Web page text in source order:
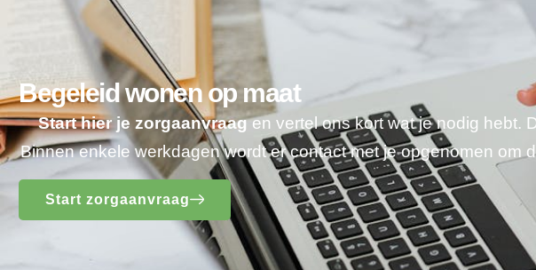
Begeleid wonen op maat
Start hier je zorgaanvraagen vertel ons kort wat je nodig hebt.
Binnen enkele werkdagen wordt er contact met je opgenomen om
Start zorgaanvraag